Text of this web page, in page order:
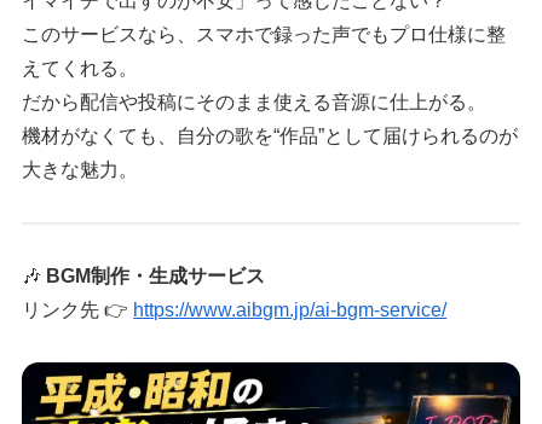
このサービスなら、スマホで録った声でもプロ仕様に整
えてくれる。
だから配信や投稿にそのまま使える音源に仕上がる。
機材がなくても、自分の歌を“作品”として届けられるのが
大きな魅力。
🎶 BGM制作・生成サービス
リンク先 👉 https://www.aibgm.jp/ai-bgm-service/